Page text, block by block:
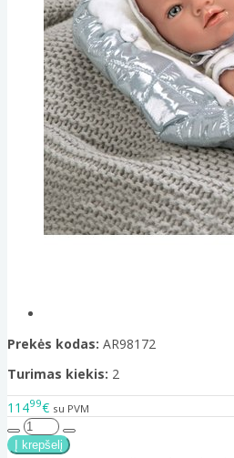
Prekės kodas: AR98172
Turimas kiekis: 2
11499€ su PVM